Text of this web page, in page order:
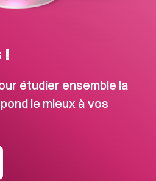
!
étudier ensemble la
le mieux à vos